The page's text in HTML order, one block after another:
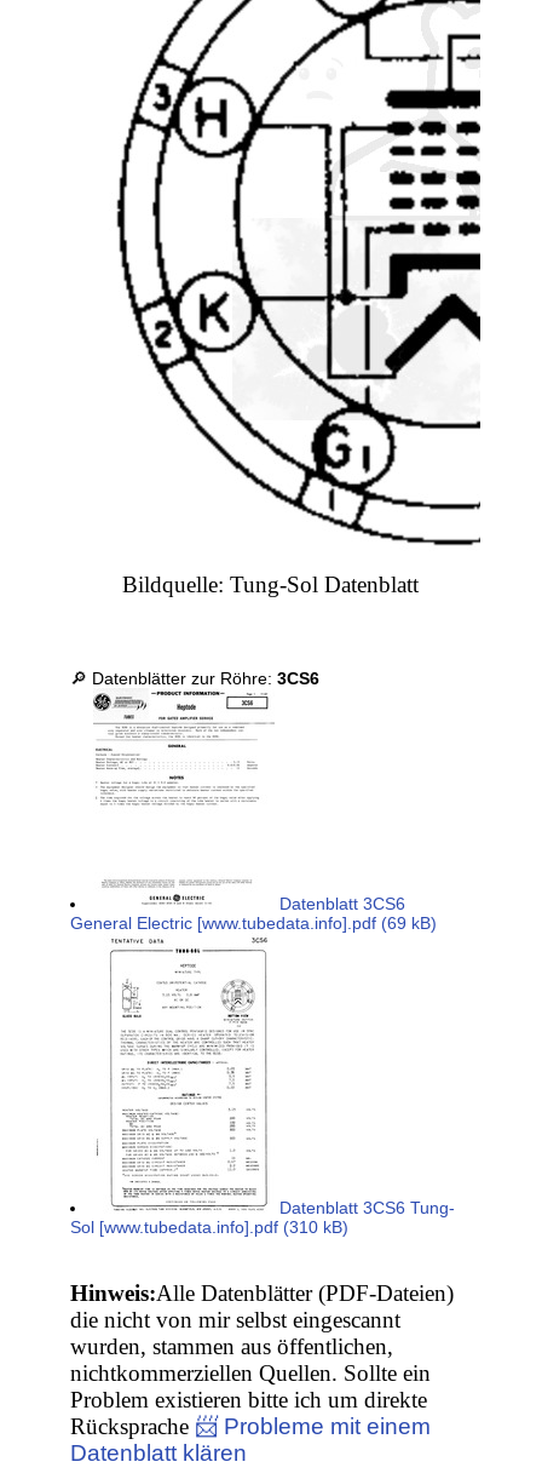
Bildquelle: Tung-Sol Datenblatt
🔎 Datenblätter zur Röhre:3CS6
Datenblatt 3CS6
General Electric [www.tubedata.info].pdf (69 kB)
Datenblatt 3CS6 Tung-
Sol [www.tubedata.info].pdf (310 kB)
Hinweis:Alle Datenblätter (PDF-Dateien)
die nicht von mir selbst eingescannt
wurden, stammen aus öffentlichen,
nichtkommerziellen Quellen. Sollte ein
Problem existieren bitte ich um direkte
Rücksprache 📨 Probleme mit einem
Datenblatt klären